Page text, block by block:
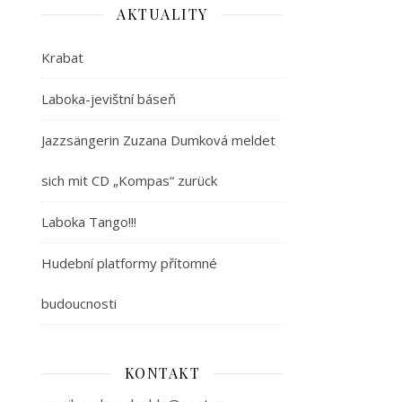
AKTUALITY
Krabat
Laboka-jevištní báseň
Jazzsängerin Zuzana Dumková meldet
sich mit CD „Kompas“ zurück
Laboka Tango!!!
Hudební platformy přítomné
budoucnosti
KONTAKT